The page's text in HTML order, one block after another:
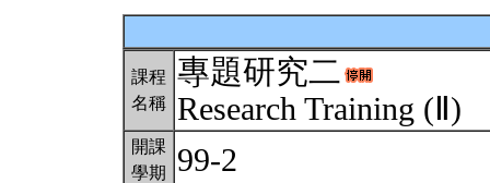
課程
名稱
專題研究二
Research Training (Ⅱ)
開課
學期
99-2